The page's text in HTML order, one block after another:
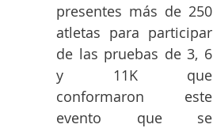
presentes más de 250
atletas para participar
de las pruebas de 3, 6
y 11K que
conformaron este
evento que se